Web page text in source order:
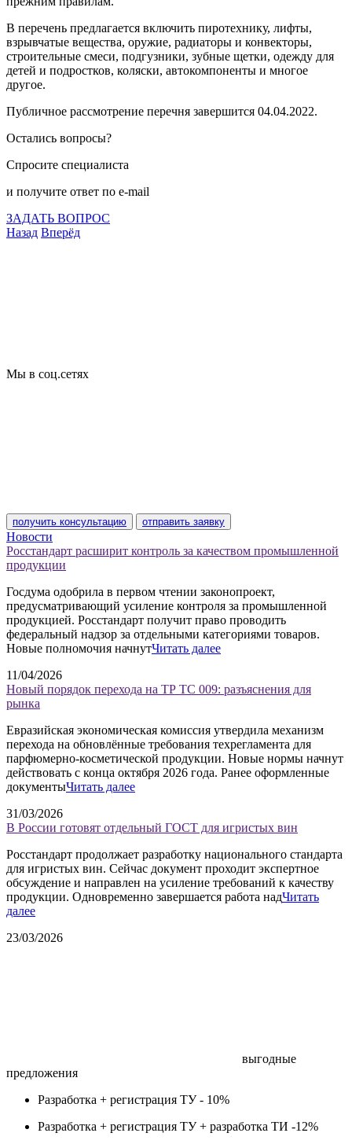
В перечень предлагается включить пиротехнику, лифты,
взрывчатые вещества, оружие, радиаторы и конвекторы,
строительные смеси, подгузники, зубные щетки, одежду для
детей и подростков, коляски, автокомпоненты и многое
другое.
Публичное рассмотрение перечня завершится 04.04.2022.
Остались вопросы?
Спросите специалиста
и получите ответ по e-mail
ЗАДАТЬ ВОПРОС
Назад Вперёд
Мы в соц.сетях
получить консультацию отправить заявку
Новости
Росстандарт расширит контроль за качеством промышленной
продукции
Госдума одобрила в первом чтении законопроект,
предусматривающий усиление контроля за промышленной
продукцией. Росстандарт получит право проводить
федеральный надзор за отдельными категориями товаров.
Новые полномочия начнутЧитать далее
11/04/2026
Новый порядок перехода на ТР ТС 009: разъяснения для
рынка
Евразийская экономическая комиссия утвердила механизм
перехода на обновлённые требования техрегламента для
парфюмерно-косметической продукции. Новые нормы начнут
действовать с конца октября 2026 года. Ранее оформленные
документыЧитать далее
31/03/2026
В России готовят отдельный ГОСТ для игристых вин
Росстандарт продолжает разработку национального стандарта
для игристых вин. Сейчас документ проходит экспертное
обсуждение и направлен на усиление требований к качеству
продукции. Одновременно завершается работа надЧитать
далее
23/03/2026
выгодные
предложения
Разработка + регистрация ТУ - 10%
Разработка + регистрация ТУ + разработка ТИ -12%